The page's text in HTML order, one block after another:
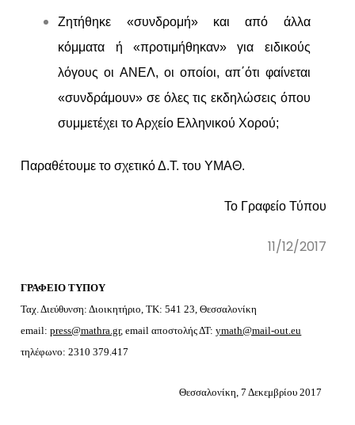
Ζητήθηκε «συνδρομή» και από άλλα
κόμματα ή «προτιμήθηκαν» για ειδικούς
λόγους οι ΑΝΕΛ, οι οποίοι, απ΄ότι φαίνεται
«συνδράμουν» σε όλες τις εκδηλώσεις όπου
συμμετέχει το Αρχείο Ελληνικού Χορού;
Παραθέτουμε το σχετικό Δ.Τ. του ΥΜΑΘ.
Το Γραφείο Τύπου
11/12/2017
ΓΡΑΦΕΙΟ ΤΥΠΟΥ
Ταχ. Διεύθυνση: Διοικητήριο, ΤΚ: 541 23, Θεσσαλονίκη
email:press@mathra.gr, email αποστολής ΔΤ:ymath@mail-out.eu
τηλέφωνο: 2310 379.417
Θεσσαλονίκη, 7 Δεκεμβρίου 2017